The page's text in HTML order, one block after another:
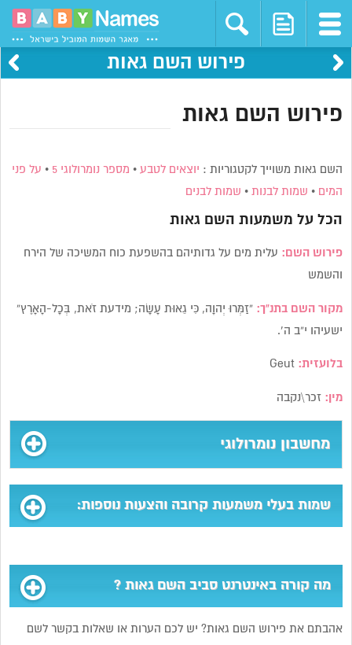
פירוש השם גאות
פירוש השם גאות
השם גאות משוייך לקטגוריות : יוצאים לטבע • מספר נומרולוגי 5 • על פני
המים • שמות לבנות • שמות לבנים
הכל על משמעות השם גאות
פירוש השם: עלית מים על גדותיהם בהשפעת כוח המשיכה של הירח
והשמש
מקור השם בתנ”ך:“זַמְּרוּ יְהוָה, כִּי גֵאוּת עָשָׂה; מידעת זֹאת, בְּכָל-הָאָרֶץ”
ישעיהו י”ב ה’.
בלועזית: Geut
מין: זכר\נקבה
מחשבון נומרולוגי
שמות בעלי משמעות קרובה והצעות נוספות:
מה קורה באינטרנט סביב השם גאות ?
אהבתם את פירוש השם גאות? יש לכם הערות או שאלות בקשר לשם